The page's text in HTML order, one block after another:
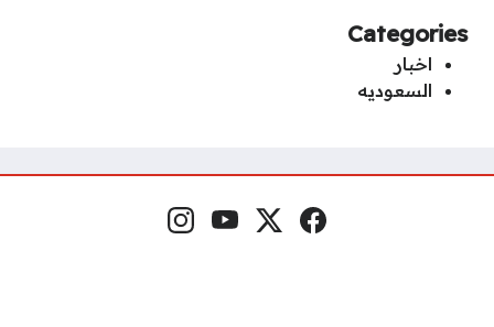
Categories
اخبار
السعوديه
مواقع التواصل فيسبوكمنصة إكس
يوتيوبإنستغرام